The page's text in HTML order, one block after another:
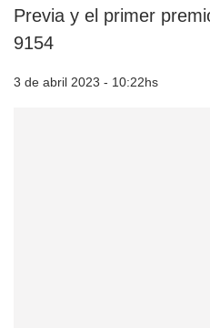
Previa y el primer
9154
3 de abril 2023 - 10:22hs